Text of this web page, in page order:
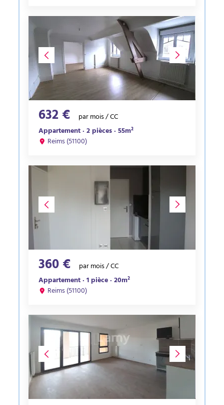
632 €
par mois / CC
Appartement · 2 pièces · 55m²
Reims (51100)
360 €
par mois / CC
Appartement · 1 pièce · 20m²
Reims (51100)